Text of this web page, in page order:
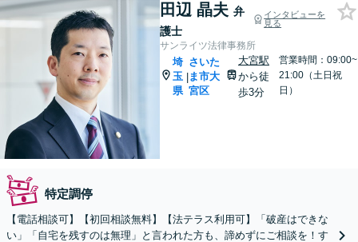
田辺 晶夫 弁
護士
インタビューを
見る
サンライツ法律事務所
埼
玉
県
|
さいた
ま市大
宮区
大宮駅
から徒
歩3分
営業時間：09:00~
21:00（土日祝
日）
特定調停
【電話相談可】【初回相談無料】【法テラス利用可】「破産はできな
い」「自宅を残すのは無理」と言われた方も、諦めずにご相談を！す